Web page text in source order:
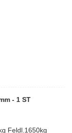
- 1 ST
Feldl.1650kg